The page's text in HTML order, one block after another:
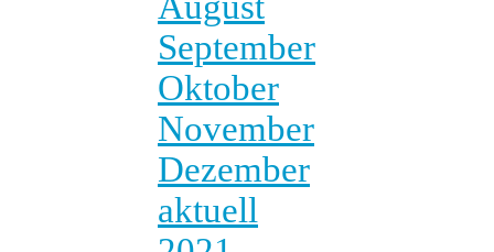
September
Oktober
November
Dezember
aktuell